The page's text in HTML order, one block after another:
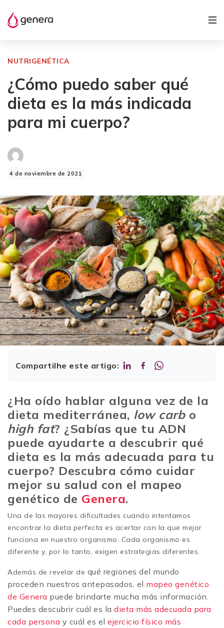
NUTRIGENÉTICA
¿Cómo puedo saber qué
dieta es la más indicada
para mi cuerpo?
4 de noviembre de 2021
Compartilhe este artigo:
¿Ha oído hablar alguna vez de la
dieta mediterránea, low carbo
high fat? ¿Sabías que tu ADN
puede ayudarte a descubrir qué
dieta es la más adecuada para tu
cuerpo? Descubra cómo cuidar
mejor su salud con el mapeo
genético de Genera.
Una de las mayores dificultades cuando intentamos
encontrar la dieta perfecta es acertar con la que mejor
funciona en nuestro organismo. Cada organismo es
diferente y, por lo tanto, exigen estrategias diferentes.
Además de revelar de qué regiones del mundo
proceden nuestros antepasados, el mapeo genético
de Genera puede brindarte mucha más información.
Puedes descubrir cuál es la dieta más adecuada para
cada persona y cuál es el ejercicio físico más